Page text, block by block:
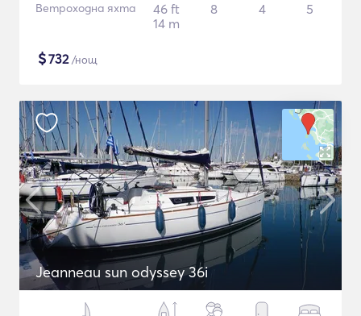
Ветроходна яхта
46 ft
14 m
8 4 5
$732/нощ
Jeanneau sun odyssey 36i